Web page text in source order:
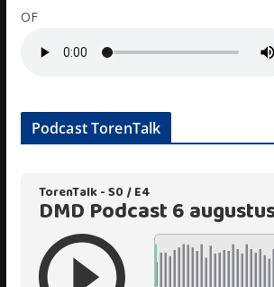
OF
Podcast TorenTalk